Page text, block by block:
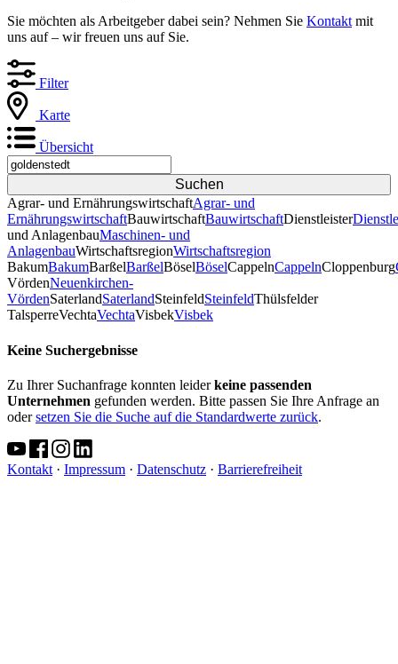
Sie möchten als Arbeitgeber dabei sein? Nehmen Sie Kontakt mit
uns auf – wir freuen uns auf Sie.
Filter
Karte
Übersicht
Agrar- und ErnährungswirtschaftAgrar- und
ErnährungswirtschaftBauwirtschaftBauwirtschaftDienstleister
und AnlagenbauMaschinen- und
AnlagenbauWirtschaftsregionWirtschaftsregion
BakumBakumBarßelBarßelBöselBöselCappelnCappelnCloppenburg
VördenNeuenkirchen-
VördenSaterlandSaterlandSteinfeldSteinfeldThülsfelder
TalsperreVechtaVechtaVisbekVisbek
Keine Suchergebnisse
Zu Ihrer Suchanfrage konnten leiderkeine passenden
Unternehmen gefunden werden. Bitte passen Sie Ihre Anfrage an
odersetzen Sie die Suche auf die Standardwerte zurück.
Kontakt · Impressum · Datenschutz · Barrierefreiheit